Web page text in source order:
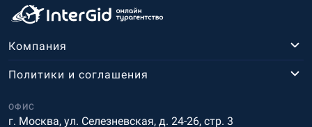
Компания
ОФИС
г. Москва, ул. Селезневская, д. 24-26, стр. 3
Политики и соглашения